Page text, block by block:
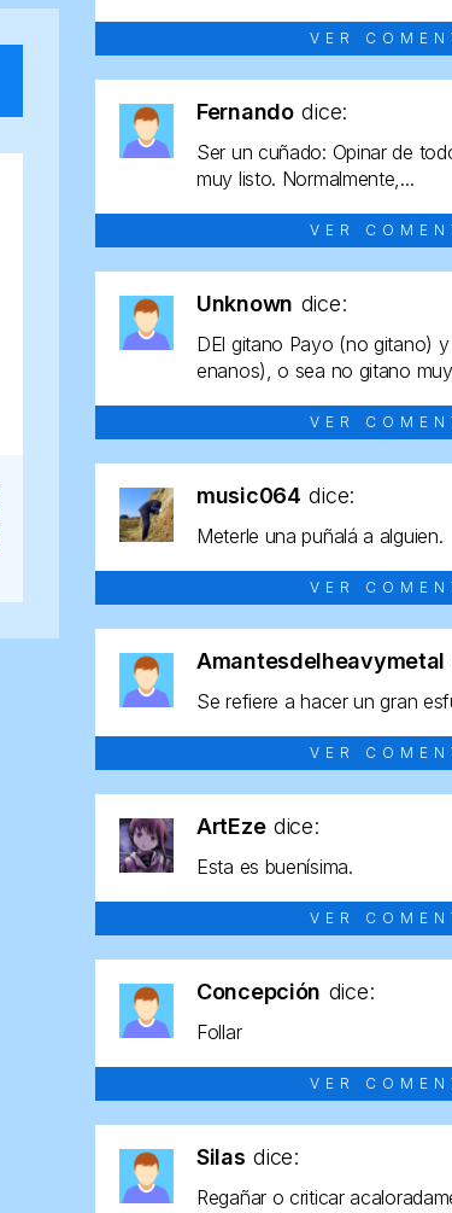
VER
Fernando dice:
Ser un cuñado: Opinar de
muy listo. Normalmente,...
VER
Unknown dice:
DEl gitano Payo (no gitano)
enanos), o sea no gitano
VER
music064 dice:
Meterle una puñalá a alguien.
VER
Amantesdelheavymetal
Se refiere a hacer un gran
VER
ArtEze dice:
Esta es buenísima.
VER
Concepción dice:
Follar
VER
Silas dice:
Regañar o criticar